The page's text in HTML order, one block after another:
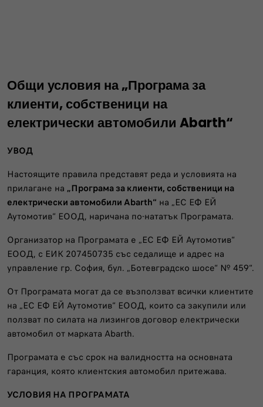
Общи условия на „Програма за
клиенти, собственици на
електрически автомобили Abarth“
УВОД
Настоящите правила представят реда и условията на
прилагане на „Програма за клиенти, собственици на
електрически автомобили Abarth“ на „ЕС ЕФ ЕЙ
Аутомотив“ ЕООД, наричана по-нататък Програмата.
Организатор на Програмата е „ЕС ЕФ ЕЙ Аутомотив“
ЕООД, с ЕИК 207450735 със седалище и адрес на
управление гр. София, бул. „Ботевградско шосе“ № 459“.
От Програмата могат да се възползват всички клиентите
на „ЕС ЕФ ЕЙ Аутомотив“ ЕООД, които са закупили или
ползват по силата на лизингов договор електрически
автомобил от марката Abarth.
Програмата е със срок на валидността на основната
гаранция, която клиентския автомобил притежава.
УСЛОВИЯ НА ПРОГРАМАТА